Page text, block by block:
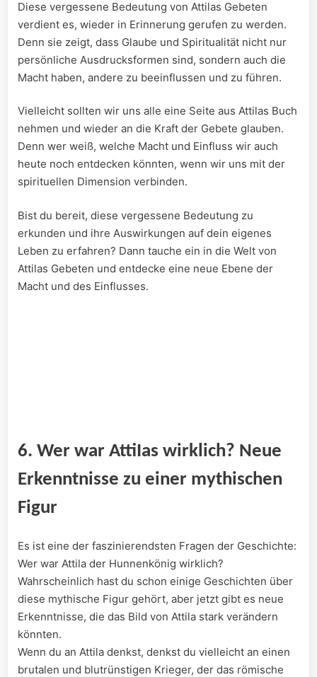
Diese vergessene⁤ Bedeutung von⁢ Attilas Gebeten⁣
verdient es,‌ wieder ​in ⁣Erinnerung⁢ gerufen zu werden.
Denn ⁣sie ‌zeigt, ‍dass​ Glaube‍ und Spiritualität nicht nur
persönliche Ausdrucksformen sind, sondern‌ auch die⁣
Macht haben, andere zu beeinflussen ‍und⁣ zu führen.
Vielleicht sollten wir uns alle ⁤eine​ Seite aus Attilas Buch
nehmen ⁤und wieder an die Kraft der Gebete​ glauben.
‍Denn ‌wer weiß,‌ welche Macht und ⁣Einfluss ⁣wir auch
⁢heute noch entdecken könnten, wenn wir uns mit der
spirituellen Dimension verbinden.
Bist du bereit,⁣ diese ⁣vergessene Bedeutung zu
erkunden und ihre⁣ Auswirkungen auf dein eigenes
Leben zu erfahren?‌ Dann tauche ‌ein in ​die⁣ Welt von
Attilas Gebeten und entdecke eine neue Ebene der
Macht‍ und des ‌Einflusses.
6. Wer war AttiIas wirklich?​ Neue
Erkenntnisse zu einer mythischen ​
Figur
Es ist eine der faszinierendsten Fragen der Geschichte:
Wer war Attila‌ der Hunnenkönig​ wirklich?
Wahrscheinlich⁤ hast du schon einige ⁤Geschichten über
‍diese mythische Figur gehört, aber jetzt gibt es neue
Erkenntnisse, die das Bild von Attila ⁣stark⁤ verändern
könnten.
Wenn du an Attila denkst, denkst⁤ du vielleicht an einen
brutalen⁤ und blutrünstigen Krieger, der⁤ das römische